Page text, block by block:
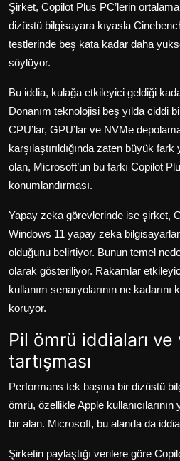
Şirket, Copilot Plus PC’lerin
dizüstü bilgisayara kıyasla
testlerinde beş kata kadar daha
söylüyor.
Bu iddia, kulağa etkileyici geldiği
Donanım teknolojisi beş yılda ciddi
CPU’lar, GPU’lar ve NVMe
karşılaştırıldığında zaten büyük
olan, Microsoft’un bu farkı Copilot
konumlandırması.
Yapay zeka görevlerinde ise şirket,
Windows 11 yapay zeka
olduğunu belirtiyor. Bunun temel
olarak gösteriliyor. Rakamlar
kullanım senaryolarının ne kadarını
koruyor.
Pil ömrü iddiaları
tartışması
Performans tek başına bir dizüstü
ömrü, özellikle Apple
bir alan. Microsoft, bu alanda da
Şirketin paylaştığı verilere göre